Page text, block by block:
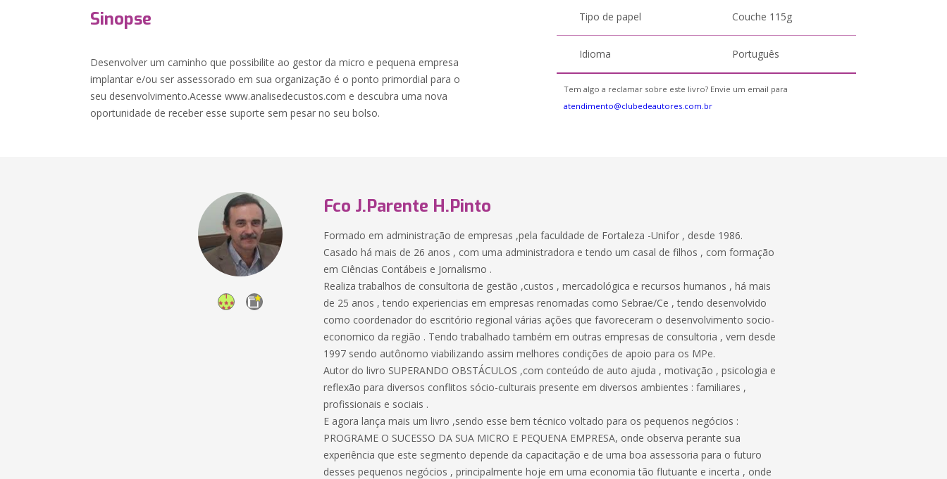
Sinopse
Desenvolver um caminho que possibilite ao gestor da micro e pequena empresa
implantar e/ou ser assessorado em sua organização é o ponto primordial para o
seu desenvolvimento.Acesse www.analisedecustos.com e descubra uma nova
oportunidade de receber esse suporte sem pesar no seu bolso.
Tipo de papel Couche 115g
Idioma Português
Tem algo a reclamar sobre este livro? Envie um email para
atendimento@clubedeautores.com.br
Fco J.Parente H.Pinto
Formado em administração de empresas ,pela faculdade de Fortaleza -Unifor , desde 1986.
Casado há mais de 26 anos , com uma administradora e tendo um casal de filhos , com formação
em Ciências Contábeis e Jornalismo .
Realiza trabalhos de consultoria de gestão ,custos , mercadológica e recursos humanos , há mais
de 25 anos , tendo experiencias em empresas renomadas como Sebrae/Ce , tendo desenvolvido
como coordenador do escritório regional várias ações que favoreceram o desenvolvimento socio-
economico da região . Tendo trabalhado também em outras empresas de consultoria , vem desde
1997 sendo autônomo viabilizando assim melhores condições de apoio para os MPe.
Autor do livro SUPERANDO OBSTÁCULOS ,com conteúdo de auto ajuda , motivação , psicologia e
reflexão para diversos conflitos sócio-culturais presente em diversos ambientes : familiares ,
profissionais e sociais .
E agora lança mais um livro ,sendo esse bem técnico voltado para os pequenos negócios :
PROGRAME O SUCESSO DA SUA MICRO E PEQUENA EMPRESA, onde observa perante sua
experiência que este segmento depende da capacitação e de uma boa assessoria para o futuro
desses pequenos negócios , principalmente hoje em uma economia tão flutuante e incerta , onde